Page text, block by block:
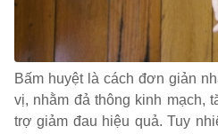
Bấm huyệt là cách đơn giản
vị, nhằm đả thông kinh mạch,
trợ giảm đau hiệu quả. Tuy